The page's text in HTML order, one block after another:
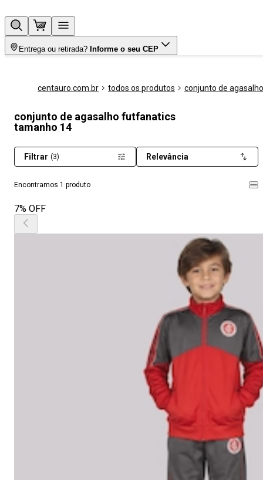
Entrega ou retirada? Informe o seu CEP
centauro.com.br todos os produtos conjunto de agasalho
conjunto de agasalho futfanatics
tamanho 14
Encontramos 1 produto
Filtrar (3) Relevância
7% OFF